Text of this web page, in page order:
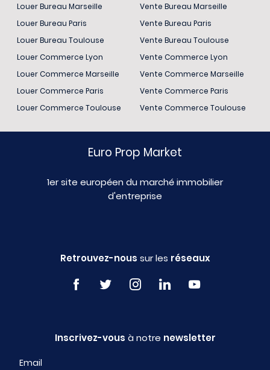
Louer Bureau Marseille
Louer Bureau Paris
Louer Bureau Toulouse
Louer Commerce Lyon
Louer Commerce Marseille
Louer Commerce Paris
Louer Commerce Toulouse
Vente Bureau Marseille
Vente Bureau Paris
Vente Bureau Toulouse
Vente Commerce Lyon
Vente Commerce Marseille
Vente Commerce Paris
Vente Commerce Toulouse
Euro Prop Market
1er site européen du marché immobilier
d'entreprise
Retrouvez-nous sur les réseaux
Inscrivez-vous à notre newsletter
Email